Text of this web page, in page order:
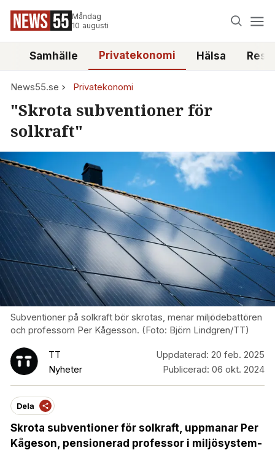
Måndag
10 augusti
Samhälle Privatekonomi Hälsa
News55.se Privatekonomi
"Skrota subventioner för
solkraft"
Subventioner på solkraft bör skrotas, menar miljödebattören
och professorn Per Kågesson. (Foto: Björn Lindgren/TT)
TT
Nyheter
Uppdaterad: 20 feb. 2025
Publicerad: 06 okt. 2024
Dela
Skrota subventioner för solkraft, uppmanar Per
Kågeson, pensionerad professor i miljö­system­